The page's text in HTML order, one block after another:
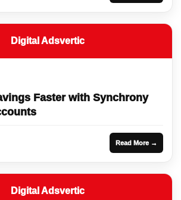
Digital Adsvertic
Faster with Synchrony
Read More →
Digital Adsvertic